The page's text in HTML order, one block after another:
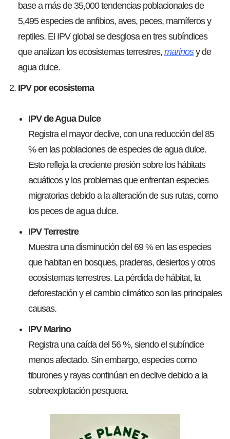
base a más de 35,000 tendencias poblacionales de
5,495 especies de anfibios, aves, peces, mamíferos y
reptiles. El IPV global se desglosa en tres subíndices
que analizan los ecosistemas terrestres, marinosy de
agua dulce.
IPV por ecosistema
IPV de Agua Dulce
Registra el mayor declive, con una reducción del 85
% en las poblaciones de especies de agua dulce.
Esto refleja la creciente presión sobre los hábitats
acuáticos y los problemas que enfrentan especies
migratorias debido a la alteración de sus rutas, como
los peces de agua dulce.
IPV Terrestre
Muestra una disminución del 69 % en las especies
que habitan en bosques, praderas, desiertos y otros
ecosistemas terrestres. La pérdida de hábitat, la
deforestación y el cambio climático son las principales
causas.
IPV Marino
Registra una caída del 56 %, siendo el subíndice
menos afectado. Sin embargo, especies como
tiburones y rayas continúan en declive debido a la
sobreexplotación pesquera.